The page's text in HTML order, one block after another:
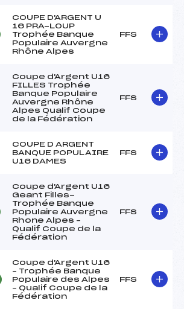
COUPE D'ARGENT U
16 PRA-LOUP
Trophée Banque
Populaire Auvergne
Rhône Alpes
FFS
Coupe d'Argent U16
FILLES Trophée
Banque Populaire
Auvergne Rhône
Alpes Qualif Coupe
de la Fédération
FFS
COUPE D ARGENT
BANQUE POPULAIRE
U16 DAMES
FFS
Coupe d'Argent U16
Geant Filles-
Trophée Banque
Populaire Auvergne
Rhone Alpes –
Qualif Coupe de la
Fédération
FFS
Coupe d'Argent U16
– Trophée Banque
Populaire des Alpes
– Qualif Coupe de la
Fédération
FFS